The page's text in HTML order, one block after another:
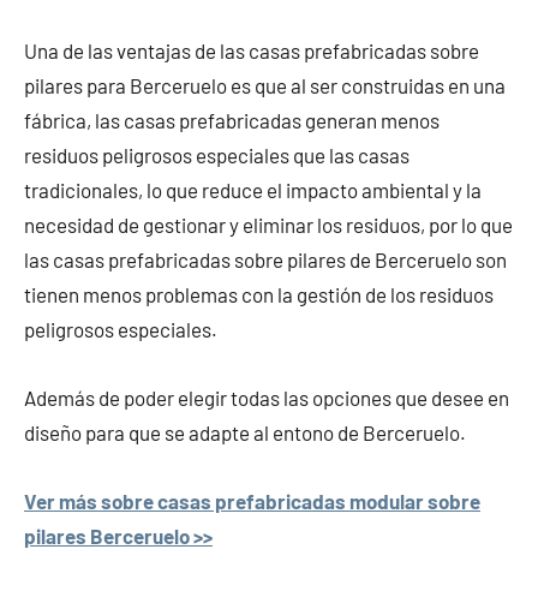
Una de las ventajas de las casas prefabricadas sobre
pilares para Berceruelo es que al ser construidas en una
fábrica, las casas prefabricadas generan menos
residuos peligrosos especiales que las casas
tradicionales, lo que reduce el impacto ambiental y la
necesidad de gestionar y eliminar los residuos, por lo que
las casas prefabricadas sobre pilares de Berceruelo son
tienen menos problemas con la gestión de los residuos
peligrosos especiales.
Además de poder elegir todas las opciones que desee en
diseño para que se adapte al entono de Berceruelo.
Ver más sobre casas prefabricadas modular sobre
pilares Berceruelo >>